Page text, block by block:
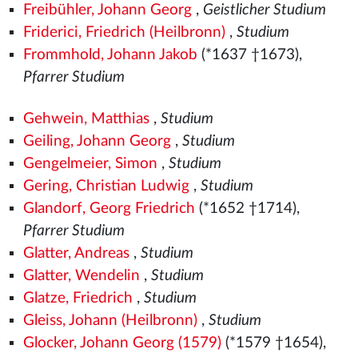
Freibühler, Johann Georg, Geistlicher Studium
Friderici, Friedrich (Heilbronn), Studium
Frommhold, Johann Jakob (*1637 †1673),
Pfarrer Studium
Gehwein, Matthias, Studium
Geiling, Johann Georg, Studium
Gengelmeier, Simon , Studium
Gering, Christian Ludwig, Studium
Glandorf, Georg Friedrich (*1652 †1714),
Pfarrer Studium
Glatter, Andreas, Studium
Glatter, Wendelin , Studium
Glatze, Friedrich , Studium
Gleiss, Johann (Heilbronn), Studium
Glocker, Johann Georg (1579)(*1579 †1654),